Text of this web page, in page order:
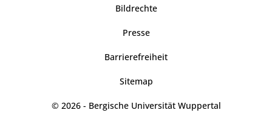
Bildrechte
Presse
Barrierefreiheit
Sitemap
© 2026 - Bergische Universität Wuppertal